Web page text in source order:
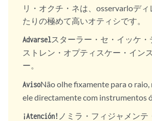
リ・オクチ・ネは、osservarloデ
たりの極めて高いオティシです。
Advarselスターラー・セ・イッケ
ストレン・オプティスケー・イン
ー。
AvisoNão olhe fixamente para o raio,
ele directamente com instrumentos
¡Atención! ノミラ・フィジャメンテ